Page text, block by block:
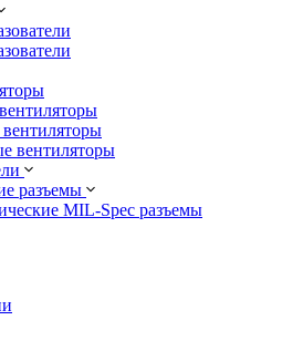
вентиляторы
разъемы
MIL-Spec разъемы